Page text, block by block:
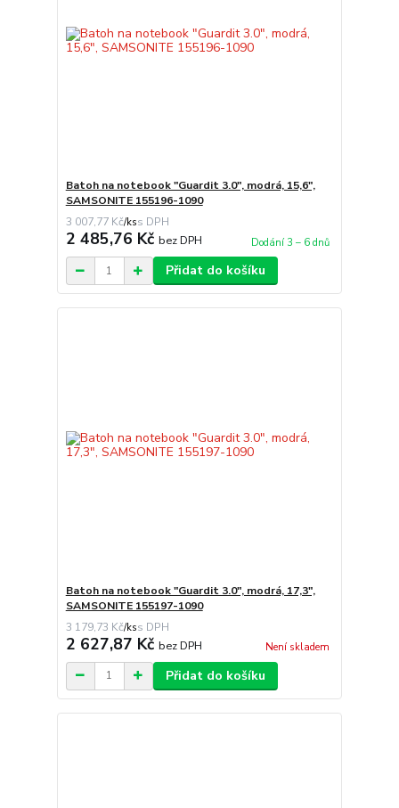
Batoh na notebook "Guardit 3.0", modrá, 15,6",
SAMSONITE 155196-1090
3 007,77 Kč/ks
2 485,76 Kč bez DPH Dodání 3 – 6 dnů
Přidat do košíku
Batoh na notebook "Guardit 3.0", modrá, 17,3",
SAMSONITE 155197-1090
3 179,73 Kč/ks
2 627,87 Kč bez DPH Není skladem
Přidat do košíku